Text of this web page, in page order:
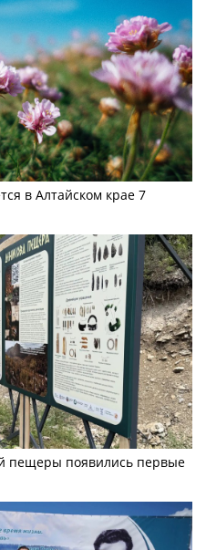
в Алтайском крае 7
пещеры появились первые